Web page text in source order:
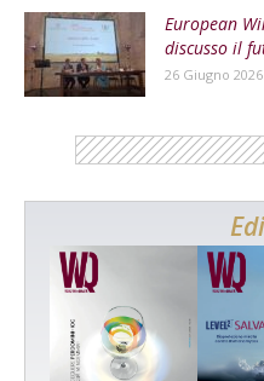
European
discusso il
26 Giugno 2026